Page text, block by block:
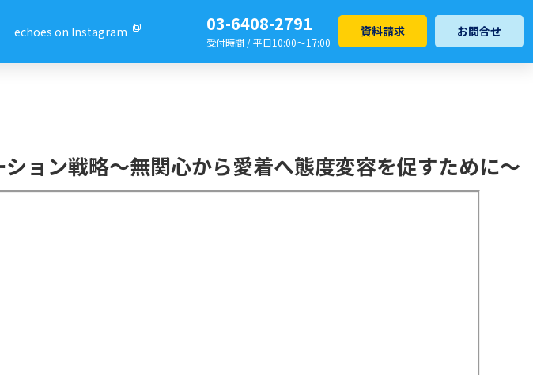
echoes on Instagram 03-6408-2791
受付時間 / 平日10:00～17:00
資料請求 お問合せ
ョン戦略～無関心から愛着へ態度変容を促すために～